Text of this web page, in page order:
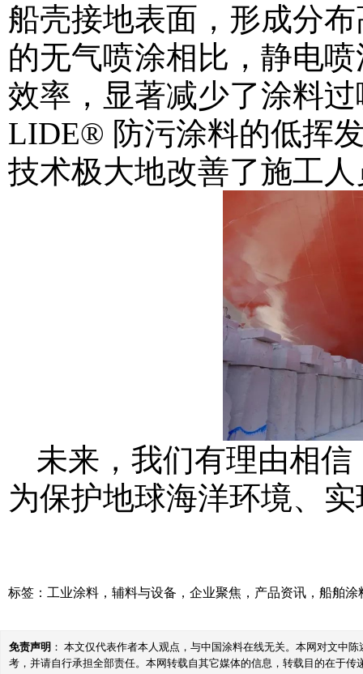
船壳接地表面，形成分
的无气喷涂相比，静电
效率，显著减少了涂料
LIDE® 防污涂料的低挥
技术极大地改善了施工
未来，我们有理由相
为保护地球海洋环境、
标签： 工业涂料 ， 辅料与设备 ， 企业聚焦 ， 产品资讯 ， 船舶涂
免责声明 ： 本文仅代表作者本人观点，与中国涂料在线无关。本网对文中
考，并请自行承担全部责任。本网转载自其它媒体的信息，转载目的在于